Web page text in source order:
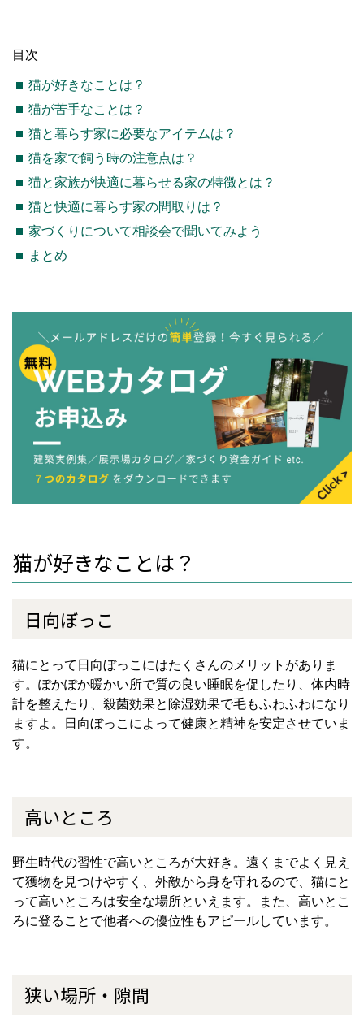
目次
猫が好きなことは？
猫が苦手なことは？
猫と暮らす家に必要なアイテムは？
猫を家で飼う時の注意点は？
猫と家族が快適に暮らせる家の特徴とは？
猫と快適に暮らす家の間取りは？
家づくりについて相談会で聞いてみよう
まとめ
猫が好きなことは？
日向ぼっこ
猫にとって日向ぼっこにはたくさんのメリットがありま
す。ぽかぽか暖かい所で質の良い睡眠を促したり、体内時
計を整えたり、殺菌効果と除湿効果で毛もふわふわになり
ますよ。日向ぼっこによって健康と精神を安定させていま
す。
高いところ
野生時代の習性で高いところが大好き。遠くまでよく見え
て獲物を見つけやすく、外敵から身を守れるので、猫にと
って高いところは安全な場所といえます。また、高いとこ
ろに登ることで他者への優位性もアピールしています。
狭い場所・隙間